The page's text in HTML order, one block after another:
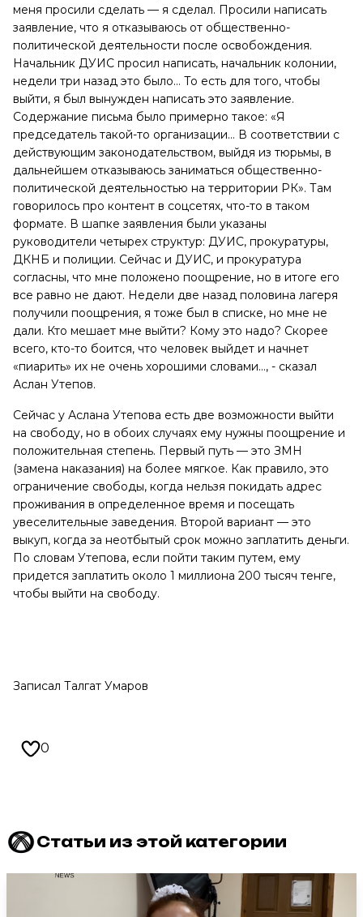
меня просили сделать — я сделал. Просили написать
заявление, что я отказываюсь от общественно-
политической деятельности после освобождения.
Начальник ДУИС просил написать, начальник колонии,
недели три назад это было… То есть для того, чтобы
выйти, я был вынужден написать это заявление.
Содержание письма было примерно такое: «Я
председатель такой-то организации… В соответствии с
действующим законодательством, выйдя из тюрьмы, в
дальнейшем отказываюсь заниматься общественно-
политической деятельностью на территории РК». Там
говорилось про контент в соцсетях, что-то в таком
формате. В шапке заявления были указаны
руководители четырех структур: ДУИС, прокуратуры,
ДКНБ и полиции. Сейчас и ДУИС, и прокуратура
согласны, что мне положено поощрение, но в итоге его
все равно не дают. Недели две назад половина лагеря
получили поощрения, я тоже был в списке, но мне не
дали. Кто мешает мне выйти? Кому это надо? Скорее
всего, кто-то боится, что человек выйдет и начнет
«пиарить» их не очень хорошими словами…, - сказал
Аслан Утепов.
Сейчас у Аслана Утепова есть две возможности выйти
на свободу, но в обоих случаях ему нужны поощрение и
положительная степень. Первый путь — это ЗМН
(замена наказания) на более мягкое. Как правило, это
ограничение свободы, когда нельзя покидать адрес
проживания в определенное время и посещать
увеселительные заведения. Второй вариант — это
выкуп, когда за неотбытый срок можно заплатить деньги.
По словам Утепова, если пойти таким путем, ему
придется заплатить около 1 миллиона 200 тысяч тенге,
чтобы выйти на свободу.
Записал Талгат Умаров
0
Статьи из этой категории